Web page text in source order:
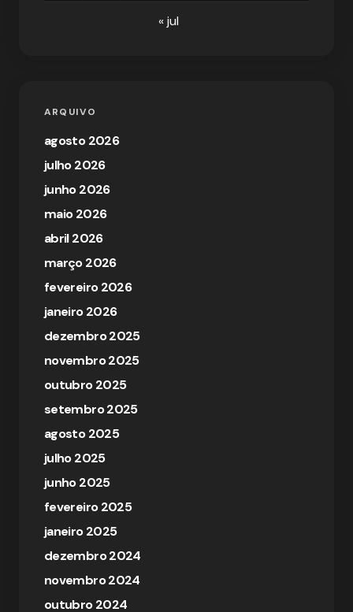
« jul
ARQUIVO
agosto 2026
julho 2026
junho 2026
maio 2026
abril 2026
março 2026
fevereiro 2026
janeiro 2026
dezembro 2025
novembro 2025
outubro 2025
setembro 2025
agosto 2025
julho 2025
junho 2025
fevereiro 2025
janeiro 2025
dezembro 2024
novembro 2024
outubro 2024